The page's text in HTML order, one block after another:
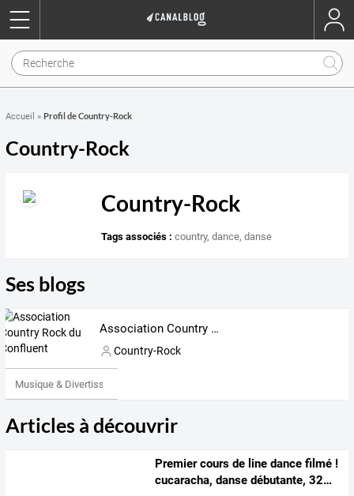
Accueil » Profil de Country-Rock
Country-Rock
Country-Rock
Tags associés : country,dance,danse
Ses blogs
Association Country Rock du Confluent
Country-Rock
Musique & Divertissements
Articles à découvrir
Premiercours de line dance filmé !
cucaracha, danse débutante, 32…